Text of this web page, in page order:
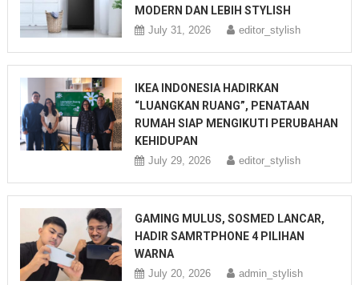
MODERN DAN LEBIH STYLISH
July 31, 2026 editor_stylish
IKEA INDONESIA HADIRKAN
“LUANGKAN RUANG”, PENATAAN
RUMAH SIAP MENGIKUTI PERUBAHAN
KEHIDUPAN
July 29, 2026 editor_stylish
GAMING MULUS, SOSMED LANCAR,
HADIR SAMRTPHONE 4 PILIHAN
WARNA
July 20, 2026 admin_stylish